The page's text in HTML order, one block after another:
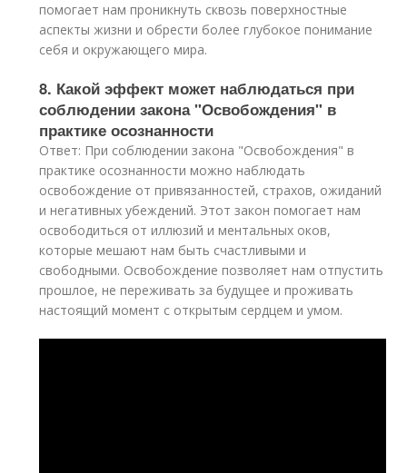
помогает нам проникнуть сквозь поверхностные
аспекты жизни и обрести более глубокое понимание
себя и окружающего мира.
8. Какой эффект может наблюдаться при
соблюдении закона "Освобождения" в
практике осознанности
Ответ: При соблюдении закона "Освобождения" в
практике осознанности можно наблюдать
освобождение от привязанностей, страхов, ожиданий
и негативных убеждений. Этот закон помогает нам
освободиться от иллюзий и ментальных оков,
которые мешают нам быть счастливыми и
свободными. Освобождение позволяет нам отпустить
прошлое, не переживать за будущее и проживать
настоящий момент с открытым сердцем и умом.